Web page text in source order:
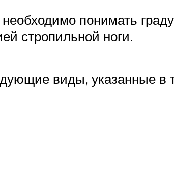
понимать
стропильной ноги.
виды, указанные в